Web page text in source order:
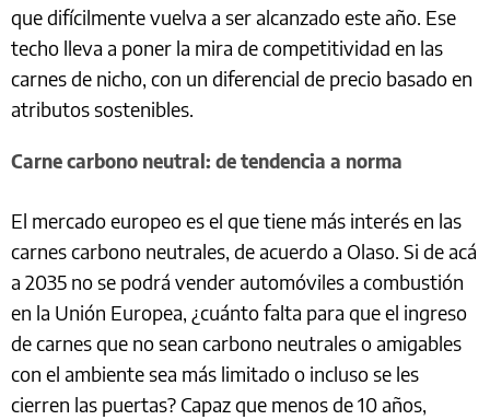
que difícilmente vuelva a ser alcanzado este año. Ese
techo lleva a poner la mira de competitividad en las
carnes de nicho, con un diferencial de precio basado en
atributos sostenibles.
Carne carbono neutral: de tendencia a norma
El mercado europeo es el que tiene más interés en las
carnes carbono neutrales, de acuerdo a Olaso. Si de acá
a 2035 no se podrá vender automóviles a combustión
en la Unión Europea, ¿cuánto falta para que el ingreso
de carnes que no sean carbono neutrales o amigables
con el ambiente sea más limitado o incluso se les
cierren las puertas? Capaz que menos de 10 años,